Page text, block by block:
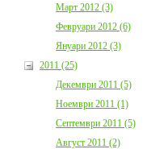
Март 2012 (3)
Февруари 2012 (6)
Януари 2012 (3)
2011 (25)
Декември 2011 (5)
Ноември 2011 (1)
Септември 2011 (5)
Август 2011 (2)